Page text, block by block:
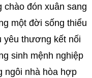
chào đón xuân sang
một đời sống thiểu
yêu thương kết nối
sinh mệnh nghiệp
ngôi nhà hòa hợp